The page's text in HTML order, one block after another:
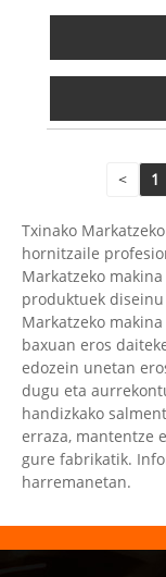
< 1
Txinako
hornitzaile
Markatzeko
produktuek
Markatzeko
baxuan eros
edozein unetan
dugu eta
handizkako
erraza, mantentze
gure fabrikatik.
harremanetan.